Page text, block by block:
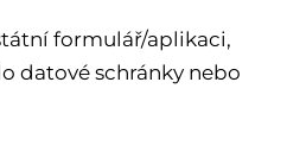
formulář/aplikaci,
datové schránky nebo